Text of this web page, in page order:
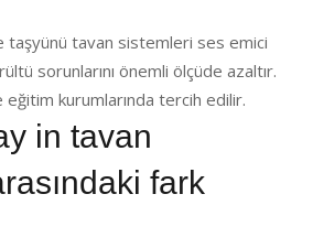
taşyünü tavan sistemleri ses emici
sorunlarını önemli ölçüde azaltır.
eğitim kurumlarında tercih edilir.
in tavan
fark